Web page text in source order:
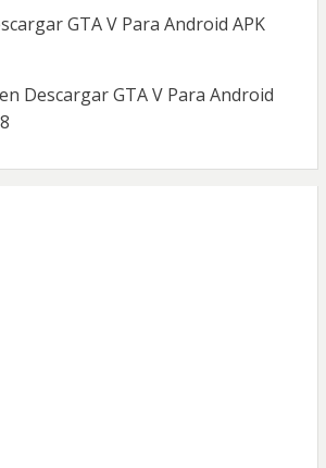
GTA V Para Android APK
en Descargar GTA V Para Android